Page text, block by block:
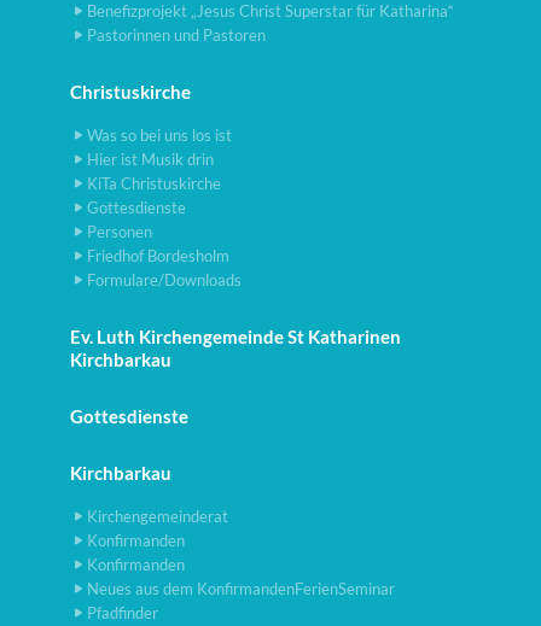
Benefizprojekt „Jesus Christ Superstar für Katharina“
Pastorinnen und Pastoren
Christuskirche
Was so bei uns los ist
Hier ist Musik drin
KiTa Christuskirche
Gottesdienste
Personen
Friedhof Bordesholm
Formulare/Downloads
Ev. Luth Kirchengemeinde St Katharinen
Kirchbarkau
Gottesdienste
Kirchbarkau
Kirchengemeinderat
Konfirmanden
Konfirmanden
Neues aus dem KonfirmandenFerienSeminar
Pfadfinder